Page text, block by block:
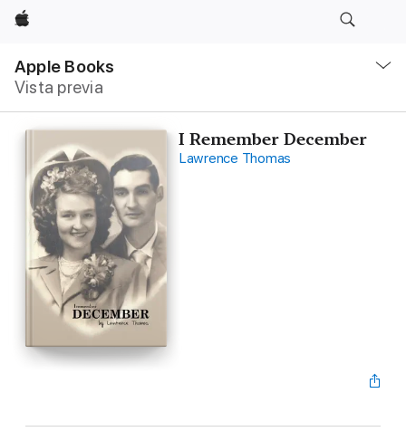
Apple
Apple Books
Vista previa
local
Abrir
I Remember December
Lawrence Thomas